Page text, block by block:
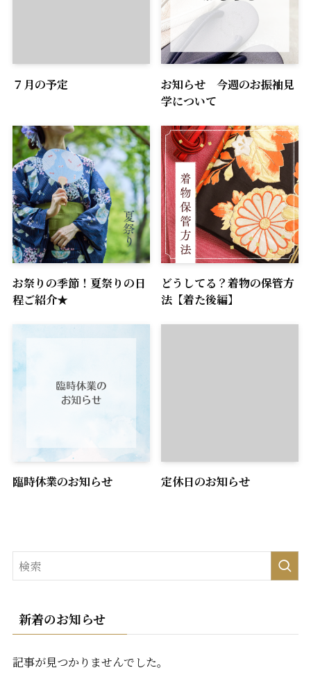
７月の予定
お知らせ 今週のお振袖見
学について
お祭りの季節！夏祭りの日
程ご紹介★
どうしてる？着物の保管方
法【着た後編】
臨時休業のお知らせ 定休日のお知らせ
新着のお知らせ
記事が見つかりませんでした。